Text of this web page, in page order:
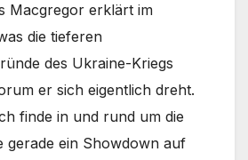
Macgregor erklärt im
die tieferen
des Ukraine-Kriegs
er sich eigentlich dreht.
finde in und rund um die
gerade ein Showdown auf